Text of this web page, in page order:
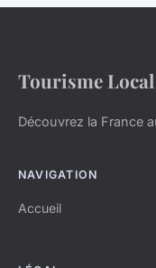
Tourisme Local
Découvrez la France
NAVIGATION
Accueil